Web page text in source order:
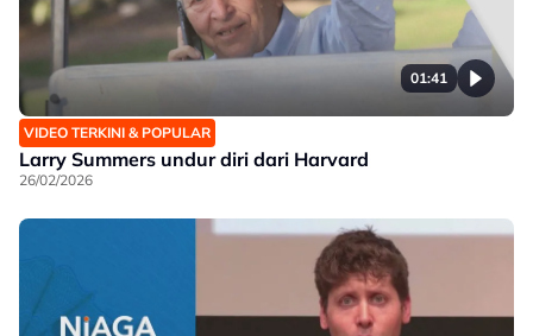
01:41
VIDEO TERKINI & POPULAR
Larry Summers undur diri dari Harvard
26/02/2026